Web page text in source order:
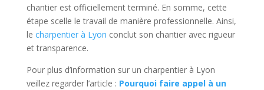
chantier est officiellement terminé. En somme, cette
étape scelle le travail de manière professionnelle. Ainsi,
le charpentier à Lyon conclut son chantier avec rigueur
et transparence.
Pour plus d’information sur un charpentier à Lyon
veillez regarder l’article : Pourquoi faire appel à un